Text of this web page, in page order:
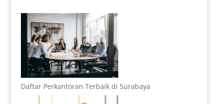
Daftar Perkantoran Terbaik di Surabaya